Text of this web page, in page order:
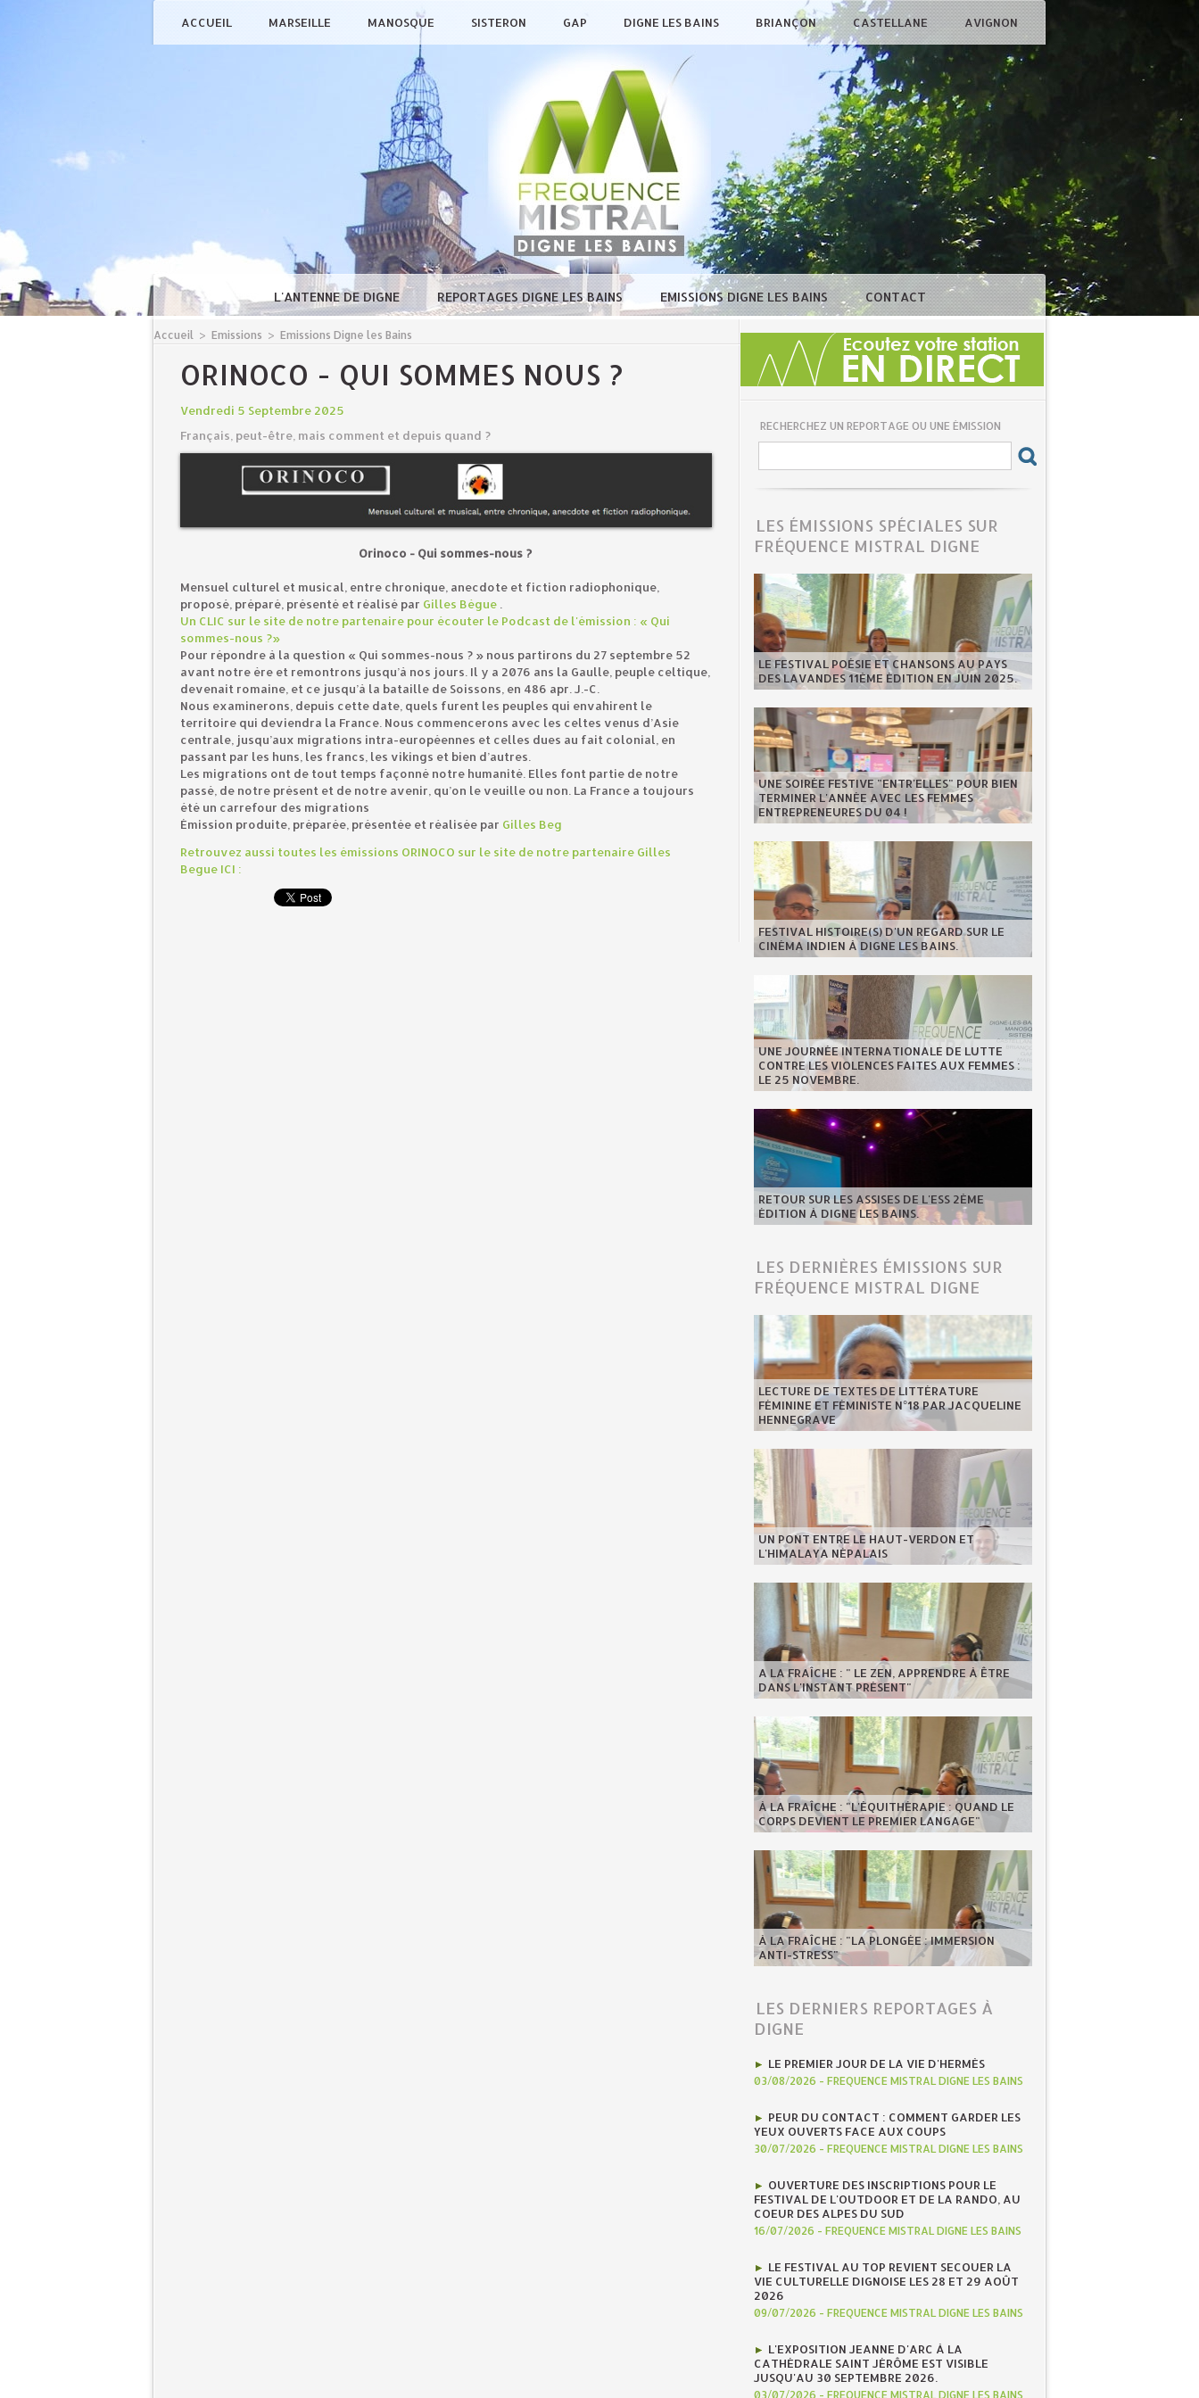
ACCUEIL MARSEILLE MANOSQUE SISTERON GAP DIGNE LES BAINS BRIANÇON CASTELLANE AVIGNON
L'ANTENNE DE DIGNE REPORTAGES DIGNE LES BAINS EMISSIONS DIGNE LES BAINS CONTACT
Accueil > Emissions > Emissions Digne les Bains
ORINOCO - QUI SOMMES NOUS ?
Vendredi 5 Septembre 2025
Français, peut-être, mais comment et depuis quand ?
Orinoco - Qui sommes-nous ?
Mensuel culturel et musical, entre chronique, anecdote et fiction radiophonique,
proposé, préparé, présenté et réalisé par Gilles Bègue
Un CLIC sur le site de notre partenaire pour écouter le Podcast de l'émission : « Qui
sommes-nous ?»
Pour répondre à la question « Qui sommes-nous ? » nous partirons du 27 septembre 52
avant notre ère et remontrons jusqu’à nos jours. Il y a 2076 ans la Gaulle, peuple celtique,
devenait romaine, et ce jusqu’à la bataille de Soissons, en 486 apr. J.-C.
Nous examinerons, depuis cette date, quels furent les peuples qui envahirent le
territoire qui deviendra la France. Nous commencerons avec les celtes venus d’Asie
centrale, jusqu’aux migrations intra-européennes et celles dues au fait colonial, en
passant par les huns, les francs, les vikings et bien d’autres.
Les migrations ont de tout temps façonné notre humanité. Elles font partie de notre
passé, de notre présent et de notre avenir, qu’on le veuille ou non. La France a toujours
été un carrefour des migrations
Émission produite, préparée, présentée et réalisée par Gilles Beg
Retrouvez aussi toutes les émissions ORINOCO sur le site de notre partenaire Gilles
Begue ICI :
RECHERCHEZ UN REPORTAGE OU UNE ÉMISSION
LES ÉMISSIONS SPÉCIALES SUR
FRÉQUENCE MISTRAL DIGNE
LE FESTIVAL POÉSIE ET CHANSONS AU PAYS
DES LAVANDES 11ÈME ÉDITION EN JUIN 2025.
UNE SOIRÉE FESTIVE "ENTR'ELLES" POUR BIEN
TERMINER L'ANNÉE AVEC LES FEMMES
ENTREPRENEURES DU 04 !
FESTIVAL HISTOIRE(S) D'UN REGARD SUR LE
CINÉMA INDIEN À DIGNE LES BAINS.
UNE JOURNÉE INTERNATIONALE DE LUTTE
CONTRE LES VIOLENCES FAITES AUX FEMMES :
LE 25 NOVEMBRE.
RETOUR SUR LES ASSISES DE L'ESS 2ÈME
ÉDITION À DIGNE LES BAINS.
LES DERNIÈRES ÉMISSIONS SUR
FRÉQUENCE MISTRAL DIGNE
LECTURE DE TEXTES DE LITTÉRATURE
FÉMININE ET FÉMINISTE N°18 PAR JACQUELINE
HENNEGRAVE
UN PONT ENTRE LE HAUT-VERDON ET
L'HIMALAYA NÉPALAIS
A LA FRAÎCHE : " LE ZEN, APPRENDRE À ÊTRE
DANS L'INSTANT PRÉSENT"
À LA FRAÎCHE : "L'ÉQUITHÉRAPIE : QUAND LE
CORPS DEVIENT LE PREMIER LANGAGE"
À LA FRAÎCHE : "LA PLONGÉE : IMMERSION
ANTI-STRESS"
LES DERNIERS REPORTAGES À
DIGNE
LE PREMIER JOUR DE LA VIE D'HERMÈS
03/08/2026 - FREQUENCE MISTRAL DIGNE LES BAINS
PEUR DU CONTACT : COMMENT GARDER LES
YEUX OUVERTS FACE AUX COUPS
30/07/2026 - FREQUENCE MISTRAL DIGNE LES BAINS
OUVERTURE DES INSCRIPTIONS POUR LE
FESTIVAL DE L'OUTDOOR ET DE LA RANDO, AU
COEUR DES ALPES DU SUD
16/07/2026 - FREQUENCE MISTRAL DIGNE LES BAINS
LE FESTIVAL AU TOP REVIENT SECOUER LA
VIE CULTURELLE DIGNOISE LES 28 ET 29 AOÛT
2026
09/07/2026 - FREQUENCE MISTRAL DIGNE LES BAINS
L'EXPOSITION JEANNE D'ARC À LA
CATHÉDRALE SAINT JÉRÔME EST VISIBLE
JUSQU'AU 30 SEPTEMBRE 2026.
03/07/2026 - FREQUENCE MISTRAL DIGNE LES BAINS